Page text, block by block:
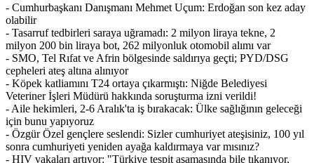
- Cumhurbaşkanı Danışmanı Mehmet Uçum: Erdoğan son kez aday
olabilir
- Tasarruf tedbirleri saraya uğramadı: 2 milyon liraya tekne, 2
milyon 200 bin liraya bot, 262 milyonluk otomobil alımı var
- SMO, Tel Rıfat ve Afrin bölgesinde saldırıya geçti; PYD/DSG
cepheleri ateş altına alınıyor
- Köpek katliamını T24 ortaya çıkarmıştı: Niğde Belediyesi
Veteriner İşleri Müdürü hakkında soruşturma izni verildi!
- Aile hekimleri, 2-6 Aralık'ta iş bırakacak: Ülke sağlığının geleceği
için bunu yapıyoruz
- Özgür Özel gençlere seslendi: Sizler cumhuriyet ateşisiniz, 100 yıl
sonra cumhuriyeti yeniden ayağa kaldırmaya var mısınız?
- HIV vakaları artıyor: "Türkiye tespit aşamasında bile tıkanıyor,